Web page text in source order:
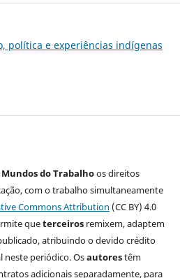
política e experiências indígenas
do Trabalhoos direitos
com o trabalho simultaneamente
Commons Attribution (CC BY) 4.0
queterceirosremixem, adaptem
atribuindo o devido crédito
neste periódico. Osautorestêm
adicionais separadamente, para